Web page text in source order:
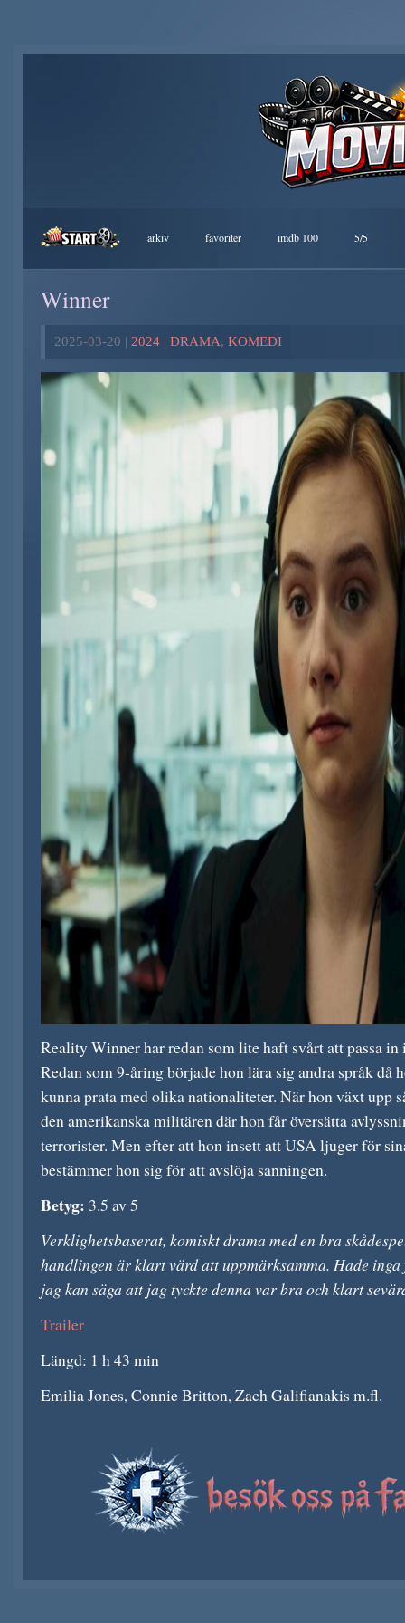
arkiv favoriter imdb 100 5/5
Winner
2025-03-20 | 2024 | DRAMA, KOMEDI
Reality Winner har redan som lite haft svårt att passa
Redan som 9-åring började hon lära sig andra språk då
kunna prata med olika nationaliteter. När hon växt upp
den amerikanska militären där hon får översätta
terrorister. Men efter att hon insett att USA ljuger för
bestämmer hon sig för att avslöja sanningen.
Betyg: 3.5 av 5
Verklighetsbaserat, komiskt drama med en bra
handlingen är klart värd att uppmärksamma. Hade
jag kan säga att jag tyckte denna var bra och klart
Trailer
Längd: 1 h 43 min
Emilia Jones, Connie Britton, Zach Galifianakis m.fl.